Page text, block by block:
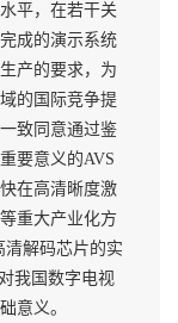
平，在若干关
成的演示系统
产的要求，为
的国际竞争提
致同意通过鉴
要意义的AVS
在高清晰度激
重大产业化方
清解码芯片的实
我国数字电视
意义。